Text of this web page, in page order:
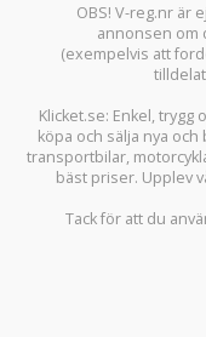
OBS! V-reg.nr är
annonsen om
(exempelvis att
Klicket.se: Enkel, trygg
köpa och sälja nya och
transportbilar,
bäst priser. Upplev
Tack för att du